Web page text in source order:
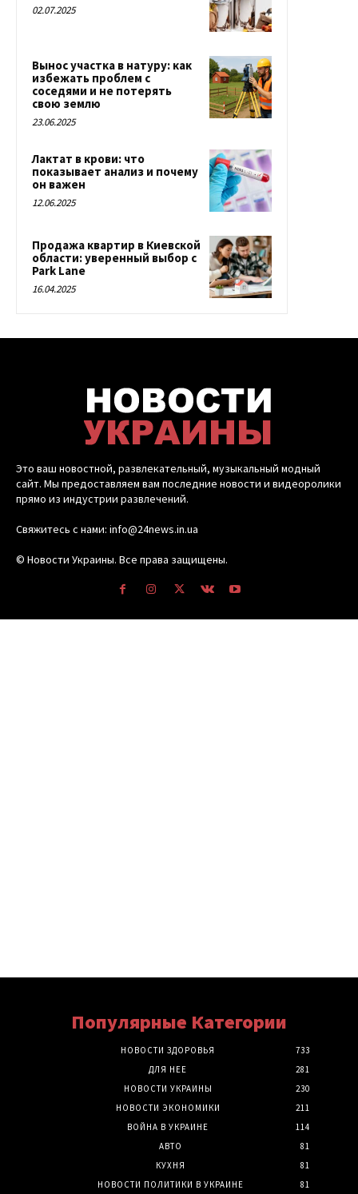
02.07.2025
Вынос участка в натуру: как
избежать проблем с
соседями и не потерять
свою землю
23.06.2025
Лактат в крови: что
показывает анализ и почему
он важен
12.06.2025
Продажа квартир в Киевской
области: уверенный выбор с
Park Lane
16.04.2025
Это ваш новостной, развлекательный, музыкальный модный
сайт. Мы предоставляем вам последние новости и видеоролики
прямо из индустрии развлечений.
Свяжитесь с нами: info@24news.in.ua
© Новости Украины. Все права защищены.
Популярные Категории
НОВОСТИ ЗДОРОВЬЯ
733
ДЛЯ НЕЕ
281
НОВОСТИ УКРАИНЫ
230
НОВОСТИ ЭКОНОМИКИ
211
ВОЙНА В УКРАИНЕ
114
АВТО
81
КУХНЯ
81
НОВОСТИ ПОЛИТИКИ В УКРАИНЕ
81